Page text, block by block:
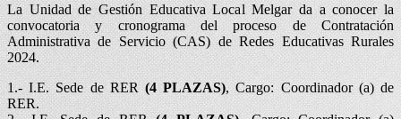
La Unidad de Gestión Educativa Local Melgar da a conocer la
convocatoria y cronograma del proceso de Contratación
Administrativa de Servicio (CAS) de Redes Educativas Rurales
2024.
1.- I.E. Sede de RER(4 PLAZAS), Cargo: Coordinador (a) de
RER.